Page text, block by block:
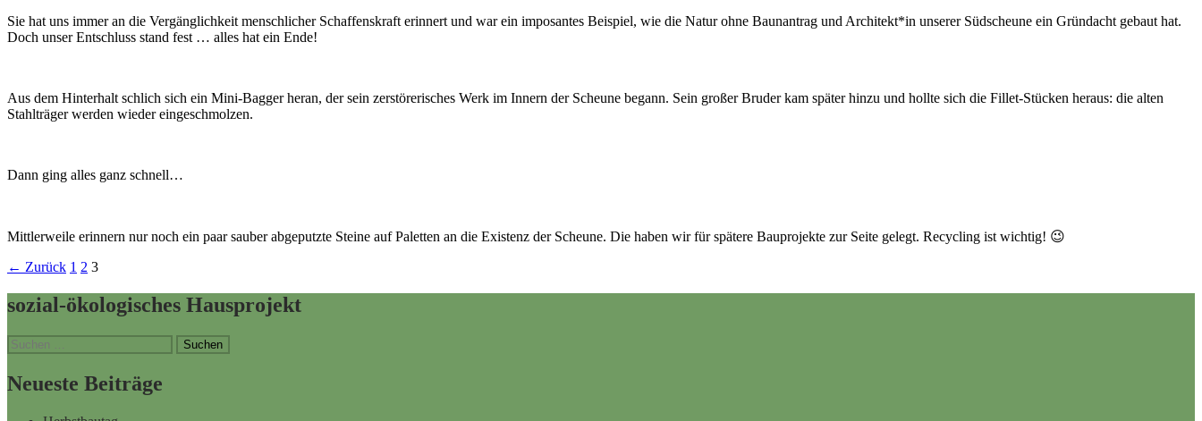
Sie hat uns immer an die Vergänglichkeit menschlicher Schaffenskraft erinnert und war ein imposantes Beispiel, wie die Natur ohne Baunantrag und Architekt*in unserer Südscheune ein Gründacht gebaut hat.
Doch unser Entschluss stand fest … alles hat ein Ende!
Aus dem Hinterhalt schlich sich ein Mini-Bagger heran, der sein zerstörerisches Werk im Innern der Scheune begann. Sein großer Bruder kam später hinzu und hollte sich die Fillet-Stücken heraus: die alten
Stahlträger werden wieder eingeschmolzen.
Dann ging alles ganz schnell…
Mittlerweile erinnern nur noch ein paar sauber abgeputzte Steine auf Paletten an die Existenz der Scheune. Die haben wir für spätere Bauprojekte zur Seite gelegt. Recycling ist wichtig! 😉
Beitrags-
← Zurück 1 2 3
sozial-ökologisches Hausprojekt
Suchen
nach:
Neueste Beiträge